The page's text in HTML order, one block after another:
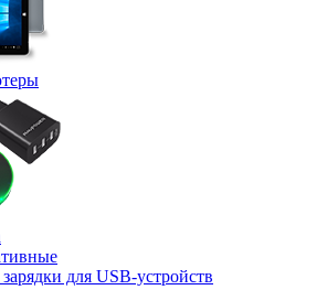
для USB-устройств